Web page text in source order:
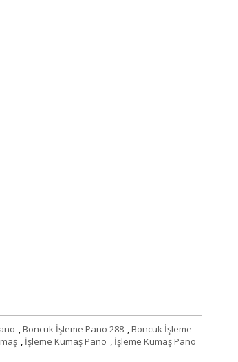
,Boncuk İşleme Pano 288 ,Boncuk İşleme
, İşleme Kumaş Pano , İşleme Kumaş Pano